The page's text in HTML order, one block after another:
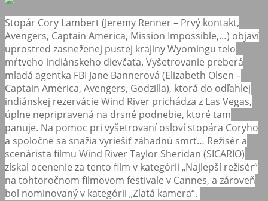
Stopár Cory Lambert (Jeremy Renner – Prvý kontakt,
Avengers, Captain America, Mission Impossible,…) objaví
uprostred zasneženej pustej krajiny Wyomingu telo
mŕtveho indiánskeho dievčaťa. Vyšetrovanie preberá
mladá agentka FBI Jane Bannerová (Elizabeth Olsen –
Captain America, Avengers, Godzilla), ktorá do odľahlej
indiánskej rezervácie Wind River prichádza z Las Vegas,
úplne nepripravená na drsné podnebie, ktoré tam
panuje. Na pomoc pri vyšetrovaní osloví stopára Coryho
a spoločne sa snažia vyriešiť záhadnú smrť… Režisér a
scenárista filmu Wind River Taylor Sheridan (SICARIO)
získal ocenenie za tento film v kategórii „Najlepší režisér“
na tohtoročnom filmovom festivale v Cannes, a zároveň
bol nominovaný v kategórii „Zlatá kamera“.